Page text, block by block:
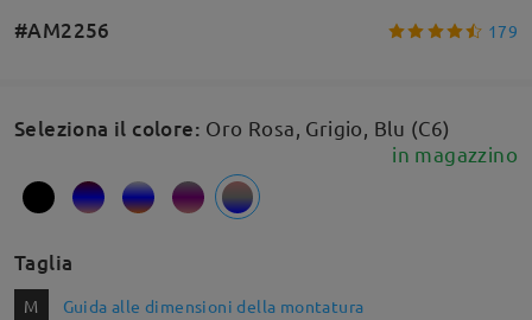
#AM2256 179
Seleziona il colore: Oro Rosa, Grigio, Blu (C6)
in magazzino
Taglia
M Guida alle dimensioni della montatura